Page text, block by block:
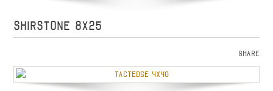
SHIRSTONE 8X25
Share